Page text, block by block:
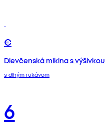
€
Dievčenská mikina s výšivkou
s dlhým rukávom
6